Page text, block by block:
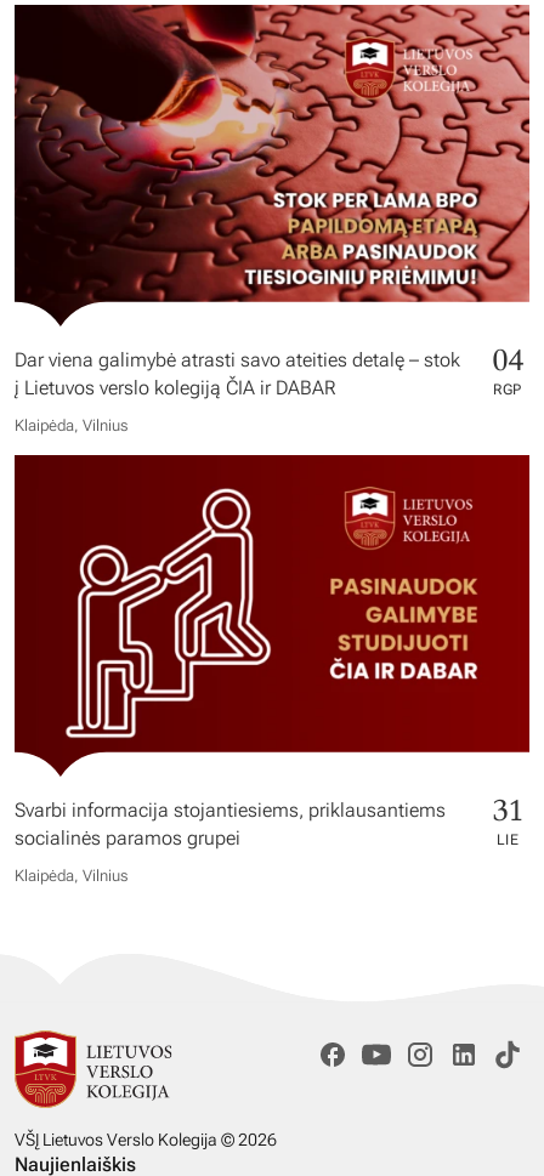
Dar viena galimybė atrasti savo ateities detalę – stok
į Lietuvos verslo kolegiją ČIA ir DABAR
04
RGP
Klaipėda, Vilnius
Svarbi informacija stojantiesiems, priklausantiems
socialinės paramos grupei
31
LIE
Klaipėda, Vilnius
VŠĮ Lietuvos Verslo Kolegija © 2026
Naujienlaiškis